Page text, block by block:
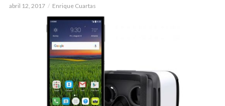
abril 12, 2017 Enrique Cuartas